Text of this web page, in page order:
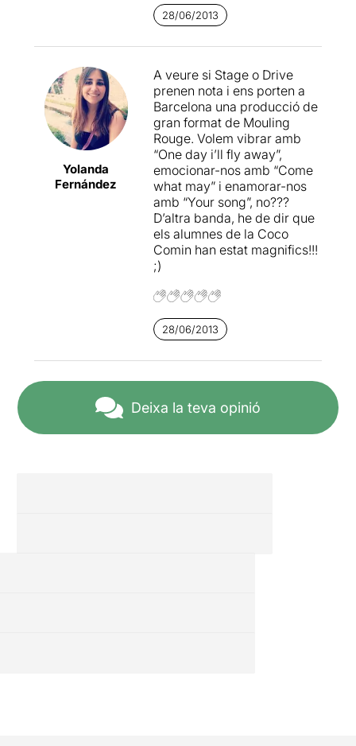
Coco Comín celebra durant
dos dies els seus 50 anys de
executant una idea boja amb
una perfecció absoluta. Ha
re-adaptat el musical
"Moulin Rouge" per mostrar
les capacitats i talent dels
seus estudiants, fent pujar a
l'escenari del BTM fins a
1.000 actors, ballarins i
figurants.
L'espectacle (3 h.) consisteix
en la succesió de perfectes
coreografies amb desenes
versàtil escenografia i un
cuidat. La nota negativa, si
se'n pot dir alguna, és que
sovint es trobaven a faltar
escenes cantades, i que la
dificultava el seguiment i et
28/06/2013
Yolanda
Fernández
A veure si Stage o Drive
prenen nota i ens porten a
Barcelona una producció de
gran format de Mouling
Rouge. Volem vibrar amb
“One day i’ll fly away”,
emocionar-nos amb “Come
what may” i enamorar-nos
amb “Your song”, no???
D’altra banda, he de dir que
els alumnes de la Coco
Comin han estat magnifics!!!
;)
28/06/2013
Deixa la teva opinió